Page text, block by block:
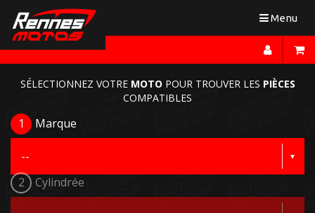
Toggle
Menu
SÉLECTIONNEZ VOTRE MOTO POUR TROUVER LES PIÈCES
COMPATIBLES
1 Marque
2 Cylindrée